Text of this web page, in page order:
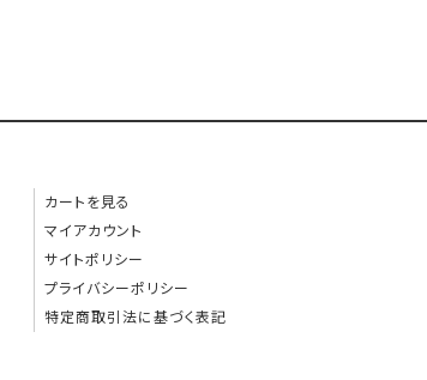
カートを見る
マイアカウント
サイトポリシー
プライバシーポリシー
特定商取引法に基づく表記